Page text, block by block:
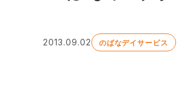
2013.09.02 のばなデイサービス